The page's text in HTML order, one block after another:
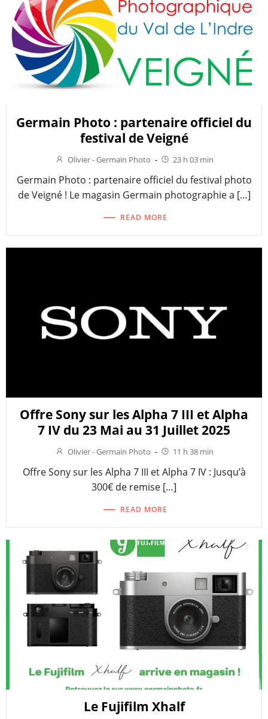
Germain Photo : partenaire officiel du
festival de Veigné
Olivier - Germain Photo - 23 h 03 min
Germain Photo : partenaire officiel du festival photo
de Veigné ! Le magasin Germain photographie a […]
READ MORE
Offre Sony sur les Alpha 7 III et Alpha
7 IV du 23 Mai au 31 Juillet 2025
Olivier - Germain Photo - 11 h 38 min
Offre Sony sur les Alpha 7 III et Alpha 7 IV : Jusqu’à
300€ de remise […]
READ MORE
Le Fujifilm Xhalf